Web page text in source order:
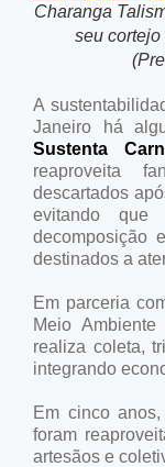
Charanga
seu cortejo
A
Janeiro há
Sustenta
reaproveita
descartados
evitando
decomposição
destinados a
Em parceria
Meio
realiza coleta,
integrando
Em cinco
foram
artesãos e